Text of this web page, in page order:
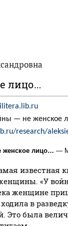
лицо…
— не женское
research/
лицо… —
известная
«У
женщине
в
Это была